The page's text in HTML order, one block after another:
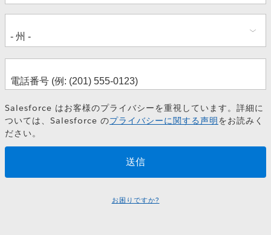
Salesforce はお客様のプライバシーを重視しています。詳細に
ついては、Salesforce のプライバシーに関する声明をお読みく
ださい。
お困りですか?